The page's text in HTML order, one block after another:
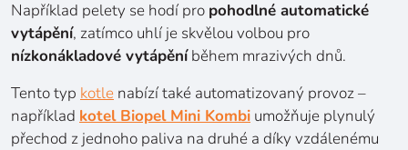
Například pelety se hodí pro pohodlné automatické
vytápění, zatímco uhlí je skvělou volbou pro
nízkonákladové vytápěníběhem mrazivých dnů.
Tento typ kotle nabízí také automatizovaný provoz –
například kotel Biopel Mini Kombi umožňuje plynulý
přechod z jednoho paliva na druhé a díky vzdálenému